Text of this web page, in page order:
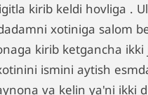
kirib keldi hovliga .
xotiniga salom
kirib ketgancha
ismini aytish
va kelin ya'ni ikki